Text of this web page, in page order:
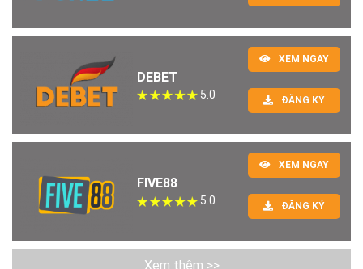
DEBET
5.0
XEM NGAY
ĐĂNG KÝ
FIVE88
5.0
XEM NGAY
ĐĂNG KÝ
Xem thêm >>